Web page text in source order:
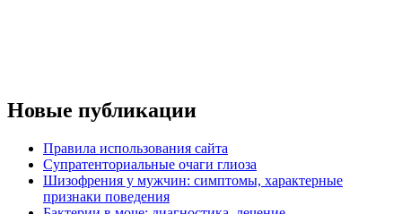
Новые публикации
Правила использования сайта
Супратенториальные очаги глиоза
Шизофрения у мужчин: симптомы, характерные
признаки поведения